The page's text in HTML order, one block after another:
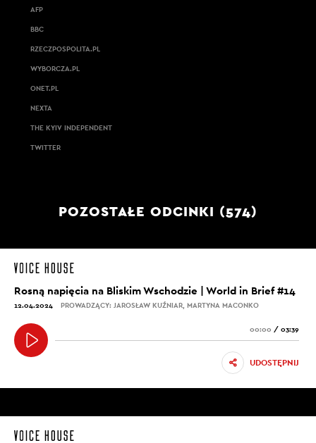
AFP
BBC
RZECZPOSPOLITA.PL
WYBORCZA.PL
ONET.PL
NEXTA
THE KYIV INDEPENDENT
TWITTER
POZOSTAŁE ODCINKI (574)
Rosną napięcia na Bliskim Wschodzie | World in Brief #14
12.04.2024 PROWADZĄCY: JAROSŁAW KUŹNIAR, MARTYNA MACONKO
00:00 / 03:39
UDOSTĘPNIJ